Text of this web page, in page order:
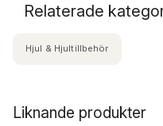
Liknande produkter
Relaterade
Hjul & Hjultillbehör